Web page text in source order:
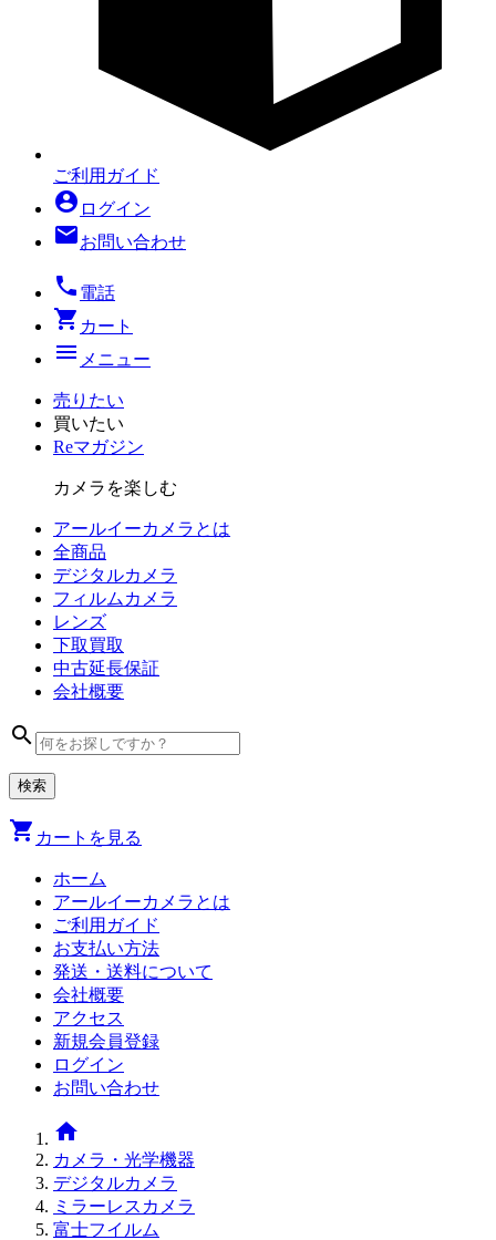
ご利用ガイド
account_circle ログイン
mailお問い合わせ
local_phone 電話
shopping_cart カート
menu メニュー
売りたい
買いたい
Reマガジン
カメラを楽しむ
アールイーカメラとは
全商品
デジタルカメラ
フィルム カメラ
レンズ
下取買取
中古延長保証
会社概要
search
shopping_cart カートを見る
ホーム
アールイーカメラとは
ご利用ガイド
お支払い方法
発送・送料について
会社概要
アクセス
新規会員登録
ログイン
お問い合わせ
home
カメラ・光学機器
デジタルカメラ
ミラーレスカメラ
富士フイルム